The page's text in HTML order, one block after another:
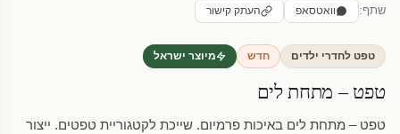
שתף: וואטסאפ העתק קישור
טפט לחדרי ילדים חדש מיוצר ישראל
טפט – מתחת לים
טפט – מתחת לים באיכות פרמיום. שייכת לקטגוריית טפטים. ייצור